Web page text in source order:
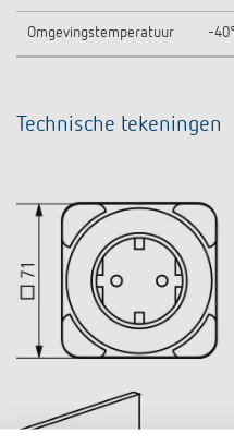
Omgevingstemperatuur -
Technische tekeningen